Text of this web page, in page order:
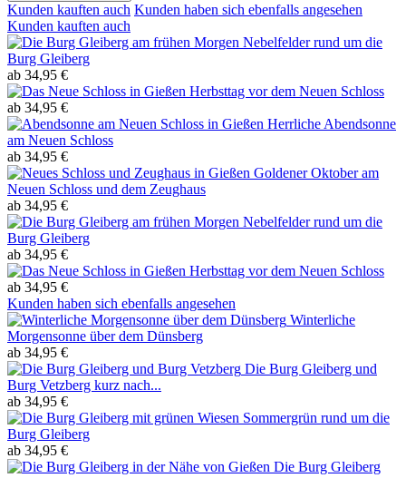
Kunden kauften auch Kunden haben sich ebenfalls angesehen
Kunden kauften auch
Nebelfelder rund um die
Burg Gleiberg
ab 34,95 €
Herbsttag vor dem Neuen Schloss
ab 34,95 €
Herrliche Abendsonne
am Neuen Schloss
ab 34,95 €
Goldener Oktober am
Neuen Schloss und dem Zeughaus
ab 34,95 €
Nebelfelder rund um die
Burg Gleiberg
ab 34,95 €
Herbsttag vor dem Neuen Schloss
ab 34,95 €
Kunden haben sich ebenfalls angesehen
Winterliche
Morgensonne über dem Dünsberg
ab 34,95 €
Die Burg Gleiberg und
Burg Vetzberg kurz nach...
ab 34,95 €
Sommergrün rund um die
Burg Gleiberg
ab 34,95 €
Die Burg Gleiberg